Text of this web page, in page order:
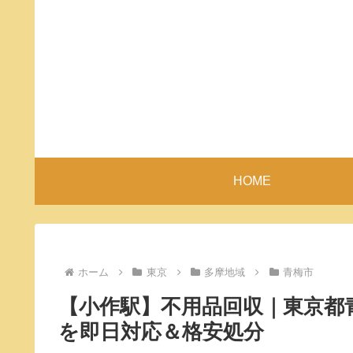
HOME
ホーム 東京 多摩地域 青梅市
【小作駅】不用品回収｜東京
を即日対応＆格安処分